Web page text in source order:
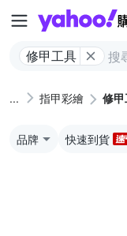
修甲工具
指甲彩繪 修
品牌 快速到貨